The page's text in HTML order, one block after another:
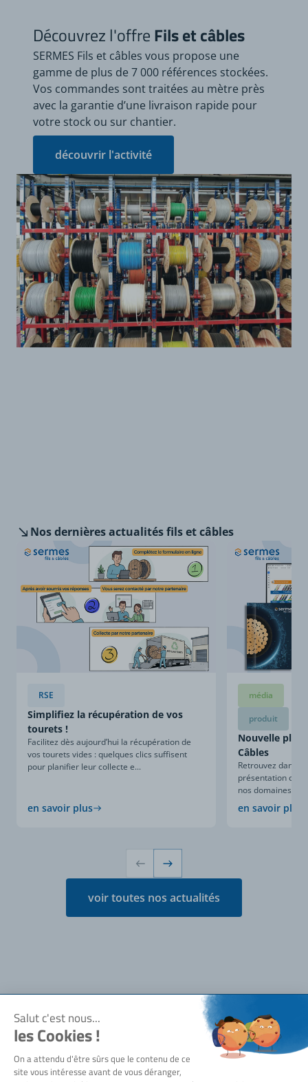
Découvrez l'offreFils et câbles
SERMES Fils et câbles vous propose une
gamme de plus de 7 000 références stockées.
Vos commandes sont traitées au mètre près
avec la garantie d’une livraison rapide pour
votre stock ou sur chantier.
découvrir l'activité
Nos dernièresactualités fils et câbles
RSE
Simplifiez la récupération de vos
tourets !
Facilitez dès aujourd’hui la récupération de
vos tourets vides : quelques clics suffisent
pour planifier leur collecte e...
en savoir plus
média
produit
Nouvelle
Câbles
Retrouvez dans
présentation
nos domaines
en savoir plus
voir toutes nos actualités
Notre société
Qui sommes-nous ?
Besoin d'aide ?